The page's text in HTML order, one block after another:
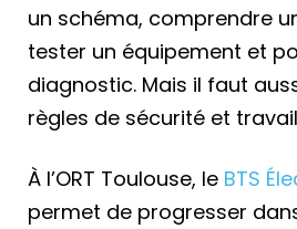
un schéma, comprendre
tester un équipement et
diagnostic. Mais il faut
règles de sécurité et
À l’ORT Toulouse, le BTS
permet de progresser